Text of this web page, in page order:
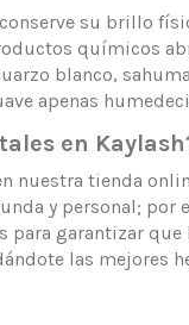
conserve su brillo
químicos
blanco,
apenas
en
nuestra tienda
y personal; por
garantizar que
las mejores